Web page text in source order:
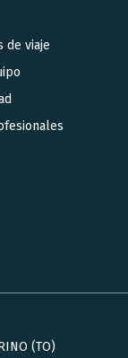
de viaje
(TO)